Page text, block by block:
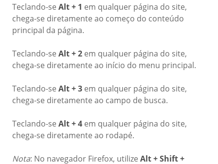
Teclando-se Alt + 1 em qualquer página do site,
chega-se diretamente ao começo do conteúdo
principal da página.
Teclando-se Alt + 2 em qualquer página do site,
chega-se diretamente ao início do menu principal.
Teclando-se Alt + 3 em qualquer página do site,
chega-se diretamente ao campo de busca.
Teclando-se Alt + 4 em qualquer página do site,
chega-se diretamente ao rodapé.
Nota: No navegador Firefox, utilize Alt + Shift +